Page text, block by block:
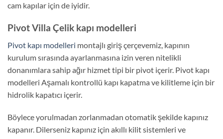
cam kapılar için de iyidir.
Pivot Villa Çelik kapı modelleri
Pivot kapı modelleri montajlı giriş çerçevemiz, kapının
kurulum sırasında ayarlanmasına izin veren nitelikli
donanımlara sahip ağır hizmet tipi bir pivot içerir. Pivot kapı
modelleri Aşamalı kontrollü kapı kapatma ve kilitleme için bir
hidrolik kapatıcı içerir.
Böylece yorulmadan zorlanmadan otomatik şekilde kapınız
kapanır. Dilerseniz kapınız için akıllı kilit sistemleri ve